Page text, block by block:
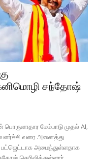
சந்தோஷ்
மேம்பாடு முதல் AI,
வளர்ச்சி வரை அனைத்து
அமைந்துள்ளதாக